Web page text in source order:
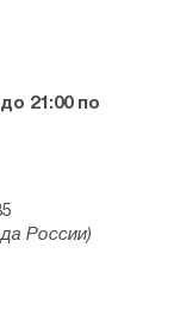
и 46
Заметила,
21:00 по
России)